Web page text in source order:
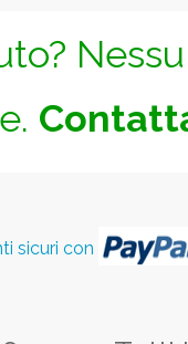
sicuri con